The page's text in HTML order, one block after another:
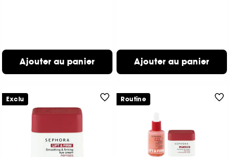
Ajouter au panier Ajouter au panier
Exclu Routine